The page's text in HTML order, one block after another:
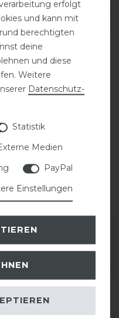
(0)
zu
erfolgt
und kann mit
berechtigten
deine
und diese
Weitere
Daten­schutz­
Statistik
Medien
PayPal
Einstellungen